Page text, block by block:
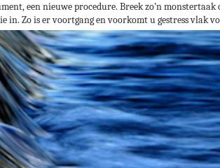
een nieuwe procedure. Breek zo’n
Zo is er voortgang en voorkomt u gestress vlak